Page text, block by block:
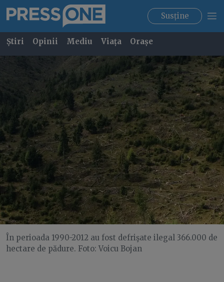
Susține
Știri Opinii Mediu Viața Orașe
În perioada 1990-2012 au fost defrişate ilegal 366.000 de
hectare de pădure. Foto: Voicu Bojan